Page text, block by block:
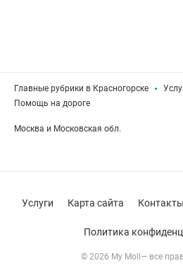
Главные рубрики в Красногорске
Помощь на дороге
Москва и Московская обл.
© 2026 My Moll— все
Услуги Карта сайта Контакты
Политика